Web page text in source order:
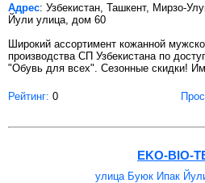
Адрес: Узбекистан, Ташкент, Мирзо-
Йули улица, дом 60
Широкий ассортимент кожанной
производства СП Узбекистана по
"Обувь для всех". Сезонные скидки!
Рейтинг: 0
EKO-BIO-
улица Буюк Ипак